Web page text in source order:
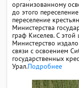
организованному
до этого
переселение
Министерства
граф Киселев. С
Министерство
связи с освоением
государственных
Урал.Подробнее